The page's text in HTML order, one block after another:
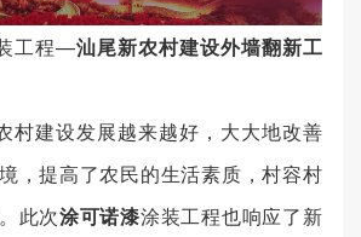
工程—汕尾新农村建设外墙翻新工
村建设发展越来越好，大大地改善
，提高了农民的生活素质，村容村
此次涂可诺漆涂装工程也响应了新